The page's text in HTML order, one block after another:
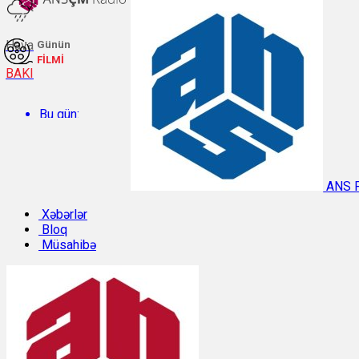
Hava
BAKI
Bu gün:
Temperatur: 28.6°C. Rütubət: 54%.
Sabah:
Günün
FİLMİ
ANS
Xəbərlər
Bloq
Müsahibə